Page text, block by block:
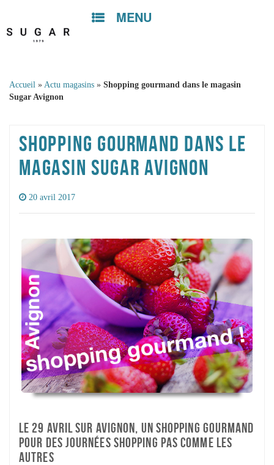
MENU
Skip to
Accueil » Actu magasins » Shopping gourmand dans le magasin
Sugar Avignon
SHOPPING GOURMAND DANS LE
MAGASIN SUGAR AVIGNON
20 avril 2017
LE 29 AVRIL SUR AVIGNON, UN SHOPPING GOURMAND
POUR DES JOURNÉES SHOPPING PAS COMME LES
AUTRES